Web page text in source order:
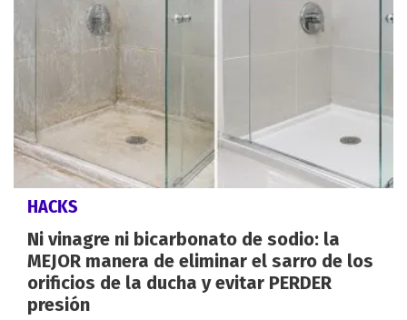
HACKS
Ni vinagre ni bicarbonato de sodio: la
MEJOR manera de eliminar el sarro de los
orificios de la ducha y evitar PERDER
presión